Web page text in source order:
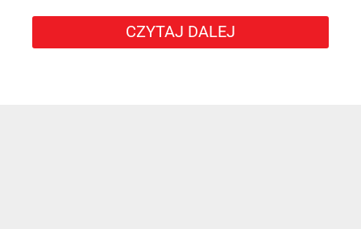
CZYTAJ DALEJ